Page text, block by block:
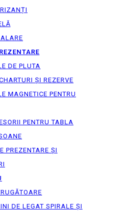
DE PLUTA
ȘI REZERVE
MAGNETICE PENTRU
PENTRU TABLA
PREZENTARE ȘI
DE LEGAT SPIRALE ȘI